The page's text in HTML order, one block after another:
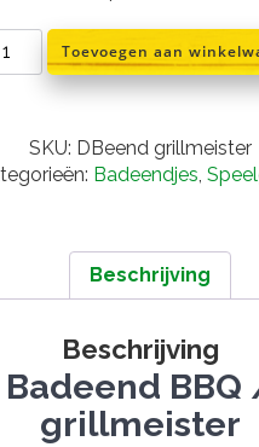
Badeend
BBQ
aantal
Toevoegen aan
SKU: DBeend grillmeister
Badeendjes
Beschrijving
Beschrijving
Badeend
grillmeister